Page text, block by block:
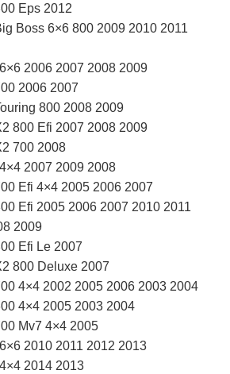
Eps 2012
Boss 6×6 800 2009 2010 2011
2006 2007 2008 2009
2006 2007
800 2008 2009
800 Efi 2007 2008 2009
700 2008
2007 2009 2008
Efi 4×4 2005 2006 2007
Efi 2005 2006 2007 2010 2011
2009
Efi Le 2007
800 Deluxe 2007
4×4 2002 2005 2006 2003 2004
4×4 2005 2003 2004
Mv7 4×4 2005
2010 2011 2012 2013
2014 2013